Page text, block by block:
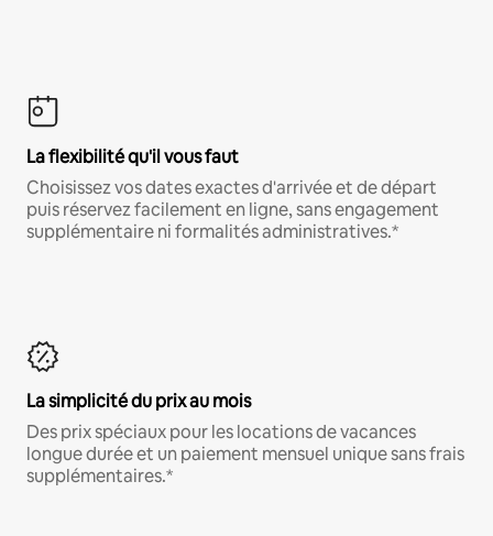
La flexibilité qu'il vous faut
Choisissez vos dates exactes d'arrivée et de départ
puis réservez facilement en ligne, sans engagement
supplémentaire ni formalités administratives.*
La simplicité du prix au mois
Des prix spéciaux pour les locations de vacances
longue durée et un paiement mensuel unique sans frais
supplémentaires.*